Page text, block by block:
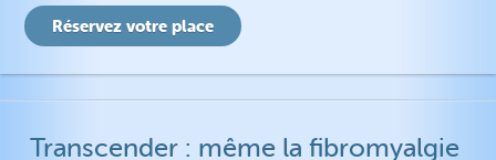
Meilleures relations
Impulsivité
Transcender : même la fibromyalgie